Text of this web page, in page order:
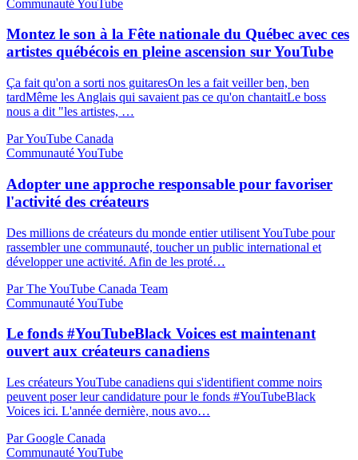
Communauté YouTube
Montez le son à la Fête nationale du Québec avec ces
artistes québécois en pleine ascension sur YouTube
Ça fait qu'on a sorti nos guitaresOn les a fait veiller ben, ben
tardMême les Anglais qui savaient pas ce qu'on chantaitLe boss
nous a dit "les artistes, …
Par YouTube Canada
Communauté YouTube
Adopter une approche responsable pour favoriser
l'activité des créateurs
Des millions de créateurs du monde entier utilisent YouTube pour
rassembler une communauté, toucher un public international et
développer une activité. Afin de les proté…
Par The YouTube Canada Team
Communauté YouTube
Le fonds #YouTubeBlack Voices est maintenant
ouvert aux créateurs canadiens
Les créateurs YouTube canadiens qui s'identifient comme noirs
peuvent poser leur candidature pour le fonds #YouTubeBlack
Voices ici. L'année dernière, nous avo…
Par Google Canada
Communauté YouTube